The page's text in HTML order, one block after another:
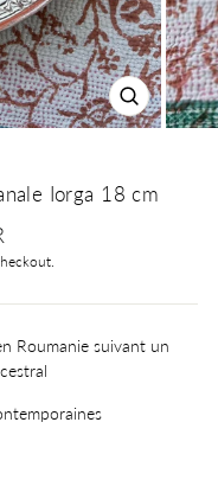
CLOSE
(ESC)
Iorga 18 cm
Roumanie suivant un